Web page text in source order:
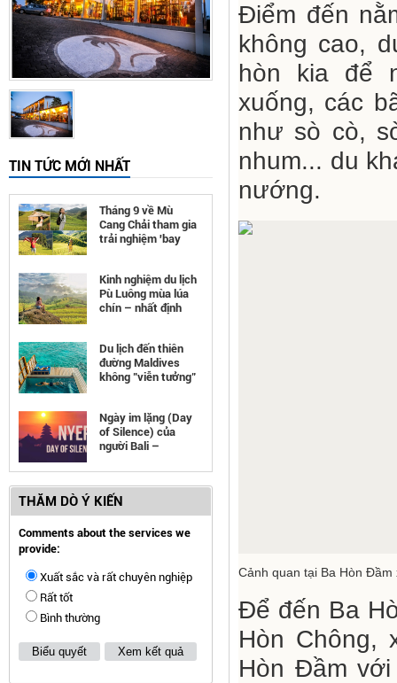
TIN TỨC MỚI NHẤT
Tháng 9 về Mù
Cang Chải tham gia
trải nghiệm 'bay
Kinh nghiệm du lịch
Pù Luông mùa lúa
chín – nhất định
Du lịch đến thiên
đường Maldives
không "viễn tưởng"
Ngày im lặng (Day
of Silence) của
người Bali –
THĂM DÒ Ý KIẾN
Comments about the services we
provide:
Xuất sắc và rất chuyên nghiệp
Rất tốt
Bình thường
Biểu quyết Xem kết quả
Điểm đến
không cao,
hòn kia để
xuống, các
như sò cò,
nhum... du
nướng.
Cảnh quan tại Ba Hòn
Để đến Ba
Hòn Chông,
Hòn Đầm